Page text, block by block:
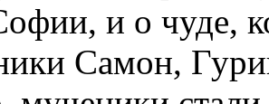
и о чуде,
Самон,